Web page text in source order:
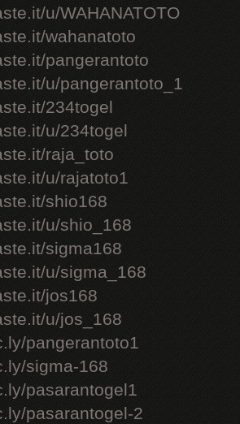
u/WAHANATOTO
wahanatoto
pangerantoto
u/pangerantoto_1
234togel
u/234togel
raja_toto
u/rajatoto1
shio168
u/shio_168
sigma168
u/sigma_168
jos168
u/jos_168
pangerantoto1
sigma-168
pasarantogel1
pasarantogel-2